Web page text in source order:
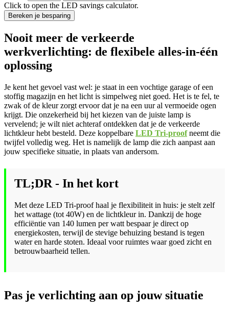
Click to open the LED savings calculator.
Bereken je besparing
Nooit meer de verkeerde
werkverlichting: de flexibele alles-in-één
oplossing
Je kent het gevoel vast wel: je staat in een vochtige garage of een
stoffig magazijn en het licht is simpelweg niet goed. Het is te fel, te
zwak of de kleur zorgt ervoor dat je na een uur al vermoeide ogen
krijgt. Die onzekerheid bij het kiezen van de juiste lamp is
vervelend; je wilt niet achteraf ontdekken dat je de verkeerde
lichtkleur hebt besteld. Deze koppelbare LED Tri-proofneemt die
twijfel volledig weg. Het is namelijk de lamp die zich aanpast aan
jouw specifieke situatie, in plaats van andersom.
TL;DR - In het kort
Met deze LED Tri-proof haal je flexibiliteit in huis: je stelt zelf
het wattage (tot 40W) en de lichtkleur in. Dankzij de hoge
efficiëntie van 140 lumen per watt bespaar je direct op
energiekosten, terwijl de stevige behuizing bestand is tegen
water en harde stoten. Ideaal voor ruimtes waar goed zicht en
betrouwbaarheid tellen.
Pas je verlichting aan op jouw situatie